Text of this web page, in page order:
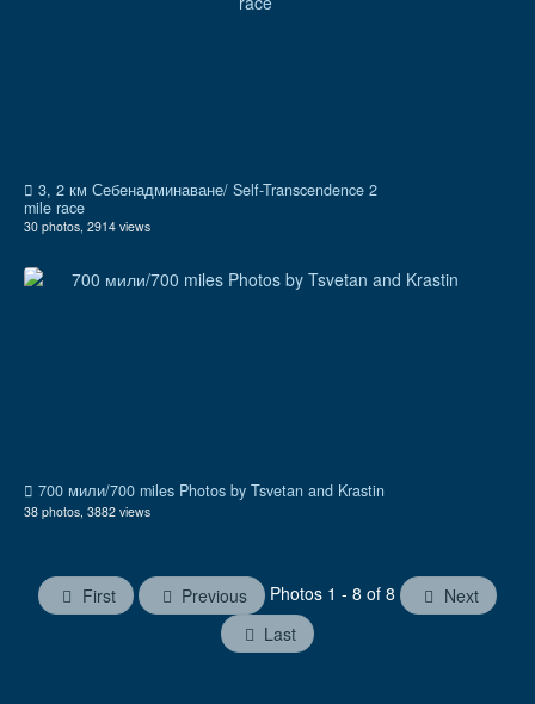
3, 2 км Себенадминаване/ Self-Transcendence 2
mile race
30 photos, 2914 views
700 мили/700 miles Photos by Tsvetan and Krastin
38 photos, 3882 views
First Previous Photos 1 - 8 of 8
Next
Last